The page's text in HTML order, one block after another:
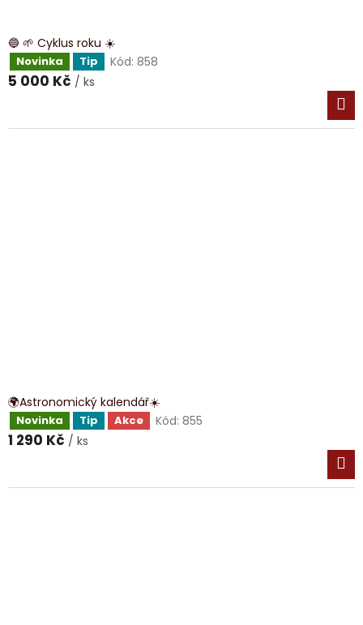
🔵 🌱 Cyklus roku ☀️
Novinka Tip Kód: 858
5 000 Kč / ks
🌍Astronomický kalendář☀️
Novinka Tip Akce Kód: 855
1 290 Kč / ks